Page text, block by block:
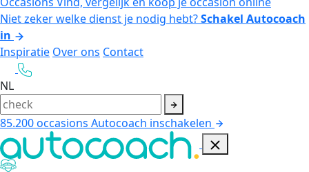
Niet zeker welke dienst je nodig hebt?Schakel Autocoach
in
Inspiratie Over ons Contact
NL
85.200occasions Autocoach inschakelen